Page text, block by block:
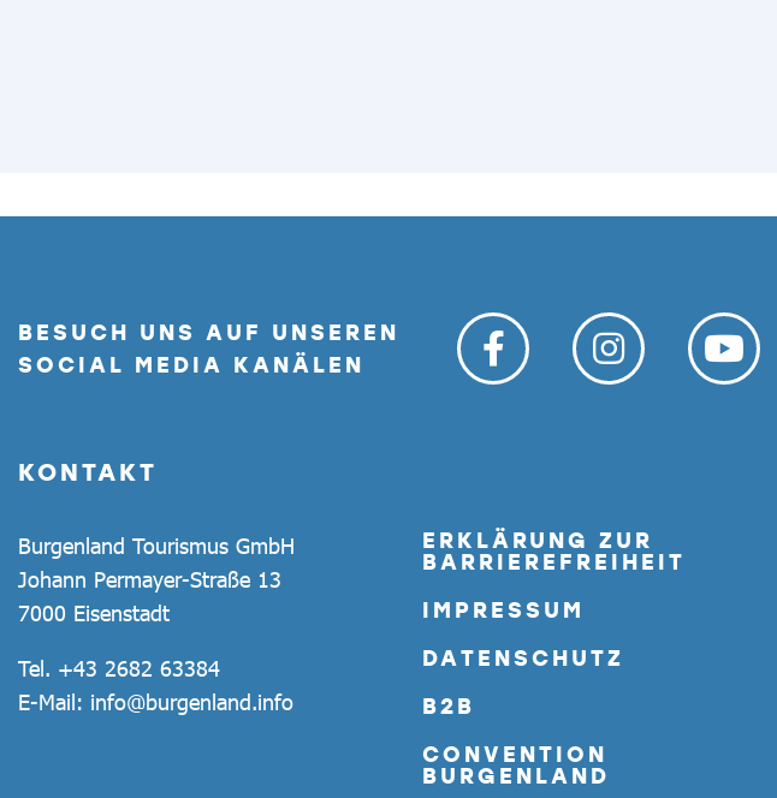
BESUCH UNS AUF UNSEREN
SOCIAL MEDIA KANÄLEN
KONTAKT
Burgenland Tourismus GmbH
Johann Permayer-Straße 13
7000 Eisenstadt
Tel. +43 2682 63384
E-Mail: info@burgenland.info
ERKLÄRUNG ZUR
BARRIEREFREIHEIT
IMPRESSUM
DATENSCHUTZ
B2B
CONVENTION
BURGENLAND